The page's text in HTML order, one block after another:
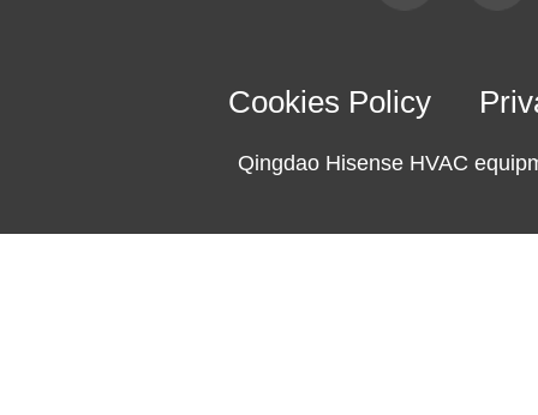
Cookies Policy
Qingdao Hisense HVAC